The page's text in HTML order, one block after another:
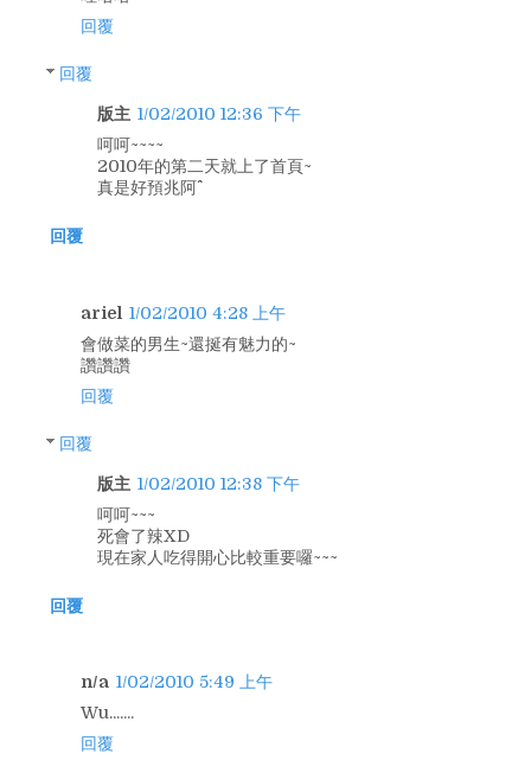
回覆
回覆
版主 1/02/2010 12:36 下午
呵呵~~~~
2010年的第二天就上了首頁~
真是好預兆阿^^
回覆
ariel 1/02/2010 4:28 上午
會做菜的男生~還挻有魅力的~
讚讚讚
回覆
回覆
版主 1/02/2010 12:38 下午
呵呵~~~
死會了辣XD
現在家人吃得開心比較重要囉~~~
回覆
n/a 1/02/2010 5:49 上午
Wu.......
回覆